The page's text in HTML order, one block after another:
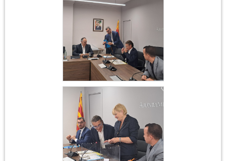
2023
Constitució
Ajuntament 17 de juny
2023